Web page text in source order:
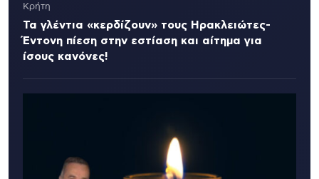
Κρήτη
Τα γλέντια «κερδίζουν» τους Ηρακλειώτες-
Έντονη πίεση στην εστίαση και αίτημα για
ίσους κανόνες!